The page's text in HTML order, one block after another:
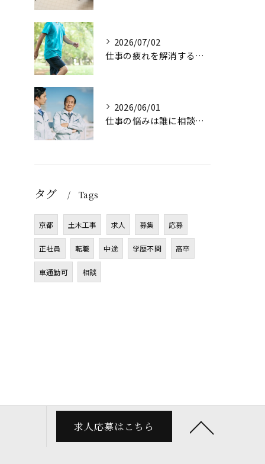
2026/07/02
仕事の疲れを解消する方法は？
2026/06/01
仕事の悩みは誰に相談すれば良い？
タグ Tags
京都 土木工事 求人 募集 応募
正社員 転職 中途 学歴不問 高卒
車通勤可 相談
求人応募はこちら